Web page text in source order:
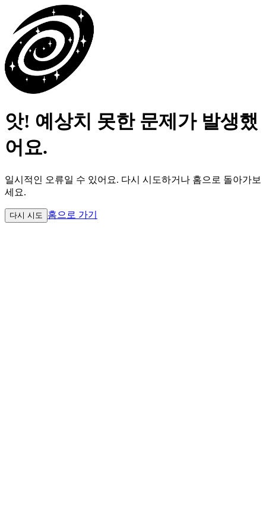
앗! 예상치 못한 문제가 발생했
어요.
일시적인 오류일 수 있어요. 다시 시도하거나 홈으로 돌아가보
세요.
다시 시도 홈으로 가기